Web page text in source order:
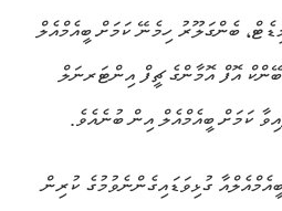
ބެންގަލޫރު ހިމެނޭ ކަމަށް ބީއެމްއެލް
އޮފް އޮމާންގެ ޗީފް އިންޓަރނަލް
ކަމަށް ބީއެމްއެލް އިން ބުނެއެވެ.
ގުޅިވަޑައިގެންނެވުމުގެ ކުރިން